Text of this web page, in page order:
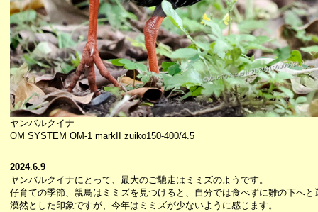
ヤンバルクイナ
OM SYSTEM OM-1 markII zuiko150-400/4.5
2024.6.9
ヤンバルクイナにとって、最大のご馳走はミミズのようです。
仔育ての季節、親鳥はミミズを見つけると、自分では食べずに雛の下へと
漠然とした印象ですが、今年はミミズが少ないように感じます。